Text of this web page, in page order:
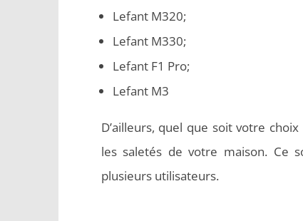
Lefant M320;
Lefant M330;
Lefant F1 Pro;
Lefant M3
D’ailleurs, quel que soit votre
les saletés de votre maison. Ce
plusieurs utilisateurs.